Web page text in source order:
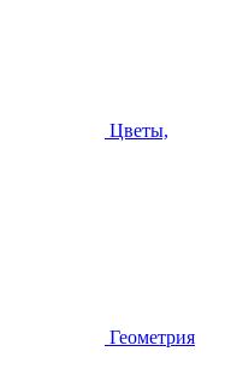
Цветы,
Геометрия